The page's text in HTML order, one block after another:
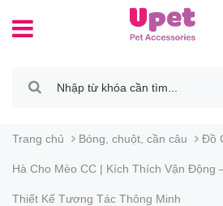
Trang chủ Bóng, chuột, cần câu Đồ
Hà Cho Mèo CC | Kích Thích Vận Động
Thiết Kế Tương Tác Thông Minh